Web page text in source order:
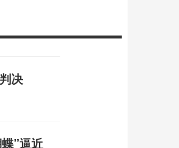
决
”逼近